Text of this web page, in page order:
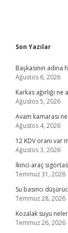
Son Yazılar
Başkasının adına
Ağustos 6, 2026
Karkas ağırlığı
Ağustos 5, 2026
Avam kamarası
Ağustos 4, 2026
12 KDV oranı var
Ağustos 3, 2026
İkinci araç
Temmuz 31, 2026
Su basıncı
Temmuz 28, 2026
Kozalak suyu
Temmuz 26, 2026